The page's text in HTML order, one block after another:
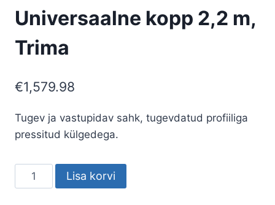
Universaalne kopp 2,2 m,
Trima
€1,579.98
Tugev ja vastupidav sahk, tugevdatud profiiliga
pressitud külgedega.
Universaalne
kopp
Lisa korvi